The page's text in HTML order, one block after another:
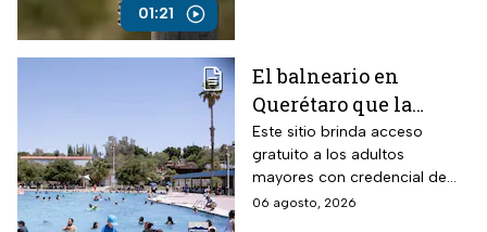
01:21
El balneario en
Querétaro que la
Profeco marcó como el
más barato de México:
tiene alberca para la
tercera edad y todas
Este sitio brinda acceso
gratuito a los adultos
mayores con credencial de
INAPAM vigente
06 agosto, 2026